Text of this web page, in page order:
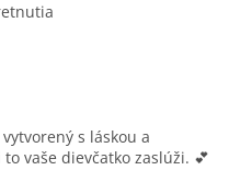
s láskou a
vaše dievčatko zaslúži. 💕